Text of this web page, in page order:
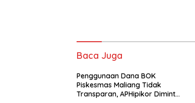
Baca Juga
Penggunaan Dana BOK
Piskesmas Maliang Tidak
Transparan, APHipikor Diminta